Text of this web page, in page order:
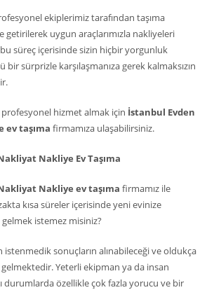
ekiplerimiz tarafından taşıma
getirilerek uygun araçlarımızla nakliyeleri
süreç içerisinde sizin hiçbir yorgunluk
bir sürprizle karşılaşmanıza gerek kalmaksızın
hizmet almak için İstanbul Evden
ev taşıma firmamıza ulaşabilirsiniz.
Nakliye Ev Taşıma
Nakliye ev taşıma firmamız ile
kısa süreler içerisinde yeni evinize
istemez misiniz?
istenmedik sonuçların alınabileceği ve oldukça
Yeterli ekipman ya da insan
durumlarda özellikle çok fazla yorucu ve bir